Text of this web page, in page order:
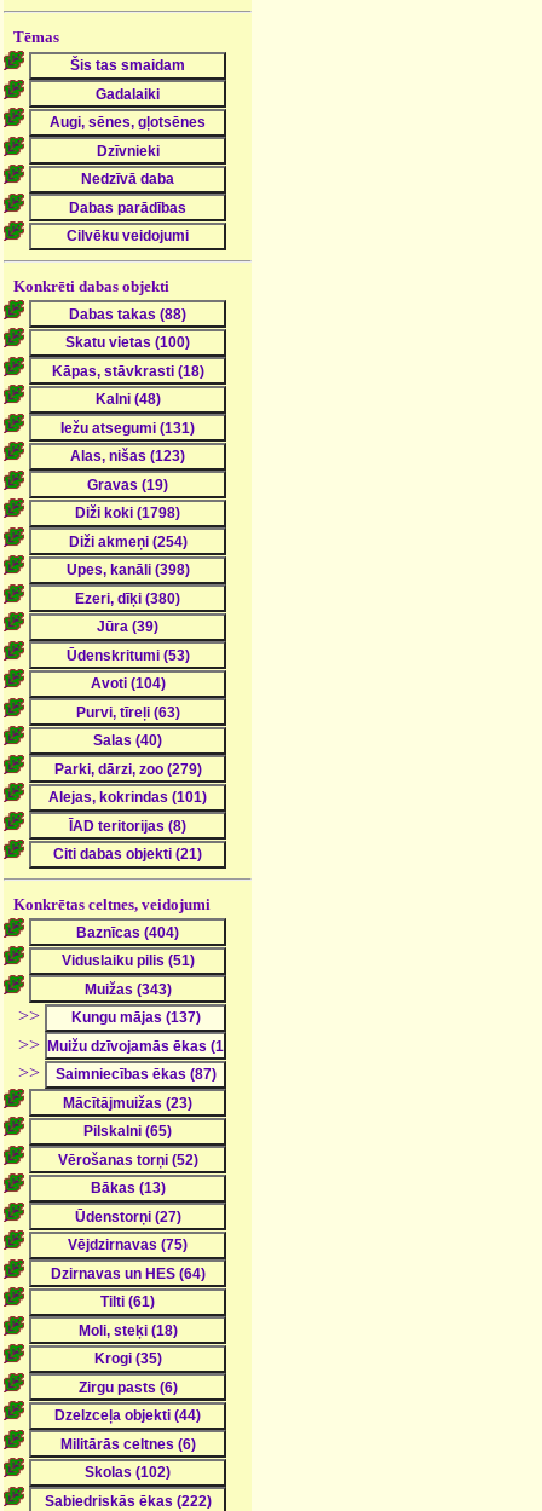
Tēmas
Konkrēti dabas objekti
Konkrētas celtnes, veidojumi
>>
>>
>>